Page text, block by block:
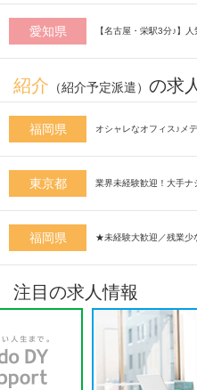
愛知県 【名古屋・栄駅3分♪】
紹介 （紹介予定派遣） の求
福岡県 オシャレなオフィス♪メ
東京都 業界未経験歓迎！大手ナ
福岡県 ★未経験大歓迎／残業少
注目の求人情報